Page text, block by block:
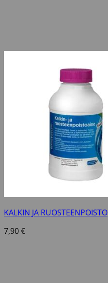
KALKIN JA RUOSTEENPOISTO
7,90€